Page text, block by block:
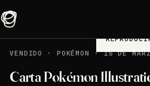
VENDIDO
· POKÉMON ·15 DE
Carta Pokémon